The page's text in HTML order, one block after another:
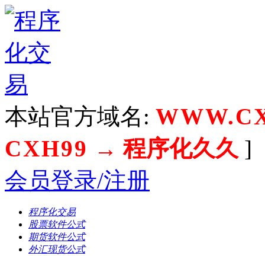
本站官方域名:
CXH99 → 程序化久久 ]
会员登录/注册
程序化交易
股票软件公式
期货软件公式
外汇现货公式